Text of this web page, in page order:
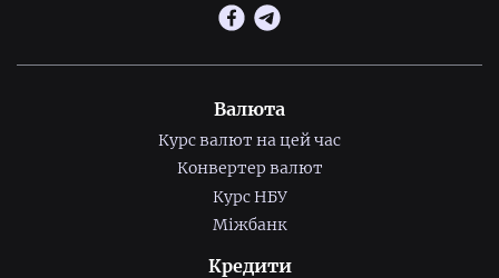
Валюта
Курс валют на цей час
Конвертер валют
Курс НБУ
Міжбанк
Кредити